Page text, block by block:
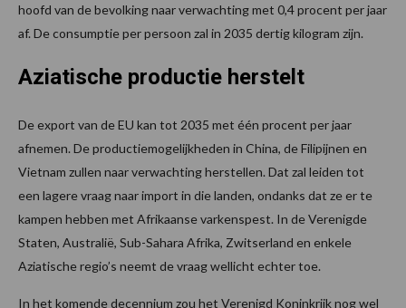
hoofd van de bevolking naar verwachting met 0,4 procent per jaar
af. De consumptie per persoon zal in 2035 dertig kilogram zijn.
Aziatische productie herstelt
De export van de EU kan tot 2035 met één procent per jaar
afnemen. De productiemogelijkheden in China, de Filipijnen en
Vietnam zullen naar verwachting herstellen. Dat zal leiden tot
een lagere vraag naar import in die landen, ondanks dat ze er te
kampen hebben met Afrikaanse varkenspest. In de Verenigde
Staten, Australië, Sub-Sahara Afrika, Zwitserland en enkele
Aziatische regio’s neemt de vraag wellicht echter toe.
In het komende decennium zou het Verenigd Koninkrijk nog wel